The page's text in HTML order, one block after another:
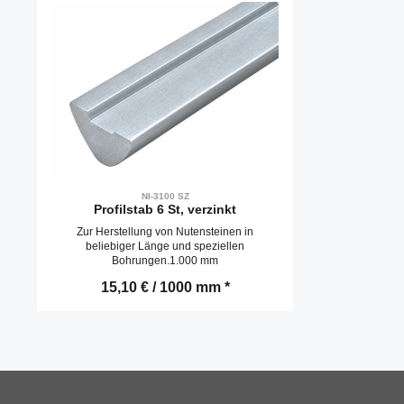
NI-3100 SZ
Profilstab 6 St, verzinkt
Zur Herstellung von Nutensteinen in
beliebiger Länge und speziellen
Bohrungen.1.000 mm
15,10 € / 1000 mm *